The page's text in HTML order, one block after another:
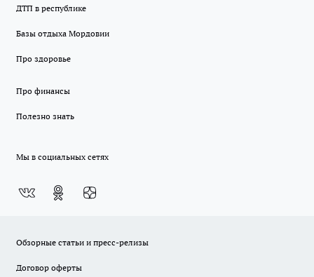
ДТП в республике
Базы отдыха Мордовии
Про здоровье
Про финансы
Полезно знать
Мы в социальных сетях
Обзорные статьи и пресс-релизы
Договор оферты